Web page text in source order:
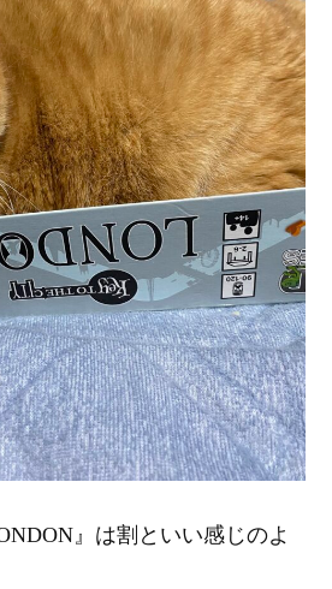
』は割といい感じのよ